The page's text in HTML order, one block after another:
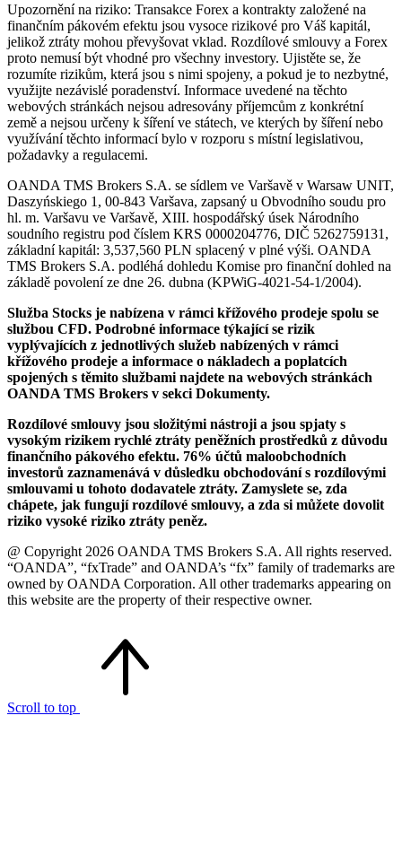
Upozornění na riziko: Transakce Forex a kontrakty založené na
finančním pákovém efektu jsou vysoce rizikové pro Váš kapitál,
jelikož ztráty mohou převyšovat vklad. Rozdílové smlouvy a Forex
proto nemusí být vhodné pro všechny investory. Ujistěte se, že
rozumíte rizikům, která jsou s nimi spojeny, a pokud je to nezbytné,
využijte nezávislé poradenství. Informace uvedené na těchto
webových stránkách nejsou adresovány příjemcům z konkrétní
země a nejsou určeny k šíření ve státech, ve kterých by šíření nebo
využívání těchto informací bylo v rozporu s místní legislativou,
požadavky a regulacemi.
OANDA TMS Brokers S.A. se sídlem ve Varšavě v Warsaw UNIT,
Daszyńskiego 1, 00-843 Varšava, zapsaný u Obvodního soudu pro
hl. m. Varšavu ve Varšavě, XIII. hospodářský úsek Národního
soudního registru pod číslem KRS 0000204776, DIČ 5262759131,
základní kapitál: 3,537,560 PLN splacený v plné výši. OANDA
TMS Brokers S.A. podléhá dohledu Komise pro finanční dohled na
základě povolení ze dne 26. dubna (KPWiG-4021-54-1/2004).
Služba Stocks je nabízena v rámci křížového prodeje spolu se
službou CFD. Podrobné informace týkající se rizik
vyplývajících z jednotlivých služeb nabízených v rámci
křížového prodeje a informace o nákladech a poplatcích
spojených s těmito službami najdete na webových stránkách
OANDA TMS Brokers v sekci Dokumenty.
Rozdílové smlouvy jsou složitými nástroji a jsou spjaty s
vysokým rizikem rychlé ztráty peněžních prostředků z důvodu
finančního pákového efektu. 76% účtů maloobchodních
investorů zaznamenává v důsledku obchodování s rozdílovými
smlouvami u tohoto dodavatele ztráty. Zamyslete se, zda
chápete, jak fungují rozdílové smlouvy, a zda si můžete dovolit
riziko vysoké riziko ztráty peněz.
@ Copyright 2026 OANDA TMS Brokers S.A. All rights reserved.
“OANDA”, “fxTrade” and OANDA’s “fx” family of trademarks are
owned by OANDA Corporation. All other trademarks appearing on
this website are the property of their respective owner.
Scroll to top